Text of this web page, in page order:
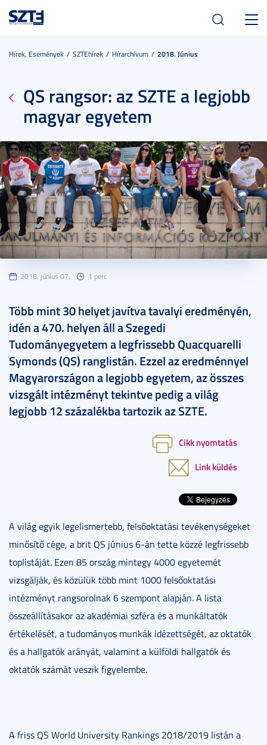
Hírek, Események SZTEhírek Hírarchívum 2018. Június
QS rangsor: az SZTE a legjobb
magyar egyetem
2018. június 07. 1 perc
Több mint 30 helyet javítva tavalyi eredményén,
idén a 470. helyen áll a Szegedi
Tudományegyetem a legfrissebb Quacquarelli
Symonds (QS) ranglistán. Ezzel az eredménnyel
Magyarországon a legjobb egyetem, az összes
vizsgált intézményt tekintve pedig a világ
legjobb 12 százalékba tartozik az SZTE.
Cikk nyomtatás
Link küldés
A világ egyik legelismertebb, felsőoktatási tevékenységeket
minősítő cége, a brit QS június 6-án tette közzé legfrissebb
toplistáját. Ezen 85 ország mintegy 4000 egyetemét
vizsgálják, és közülük több mint 1000 felsőoktatási
intézményt rangsorolnak 6 szempont alapján. A lista
összeállításakor az akadémiai szféra és a munkáltatók
értékelését, a tudományos munkák idézettségét, az oktatók
és a hallgatók arányát, valamint a külföldi hallgatók és
oktatók számát veszik figyelembe.
A friss QS World University Rankings 2018/2019 listán a